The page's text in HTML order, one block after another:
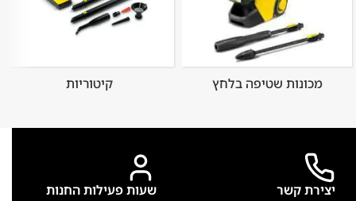
מכונות שטיפה בלחץ קיטוריות
יצירת קשר
שעות פעילות החנות